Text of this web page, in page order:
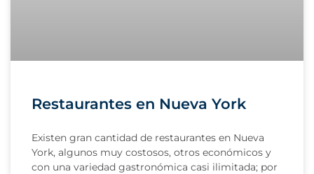
Restaurantes en Nueva York
Existen gran cantidad de restaurantes en Nueva
York, algunos muy costosos, otros económicos y
con una variedad gastronómica casi ilimitada; por